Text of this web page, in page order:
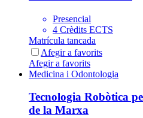
Presencial
4 Crèdits ECTS
Matrícula tancada
Afegir a favorits
Afegir a favorits
Medicina i Odontologia
Tecnologia Robòtica
de la Marxa